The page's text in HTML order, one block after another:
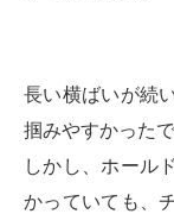
長い横ばいが続
掴みやすかったで
しかし、ホール
かっていても、